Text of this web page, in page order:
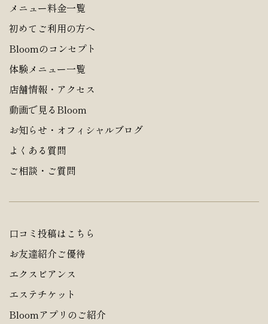
メニュー料金一覧
初めてご利用の方へ
Bloomのコンセプト
体験メニュー一覧
店舗情報・アクセス
動画で見るBloom
お知らせ・オフィシャルブログ
よくある質問
ご相談・ご質問
口コミ投稿はこちら
お友達紹介ご優待
エクスビアンス
エステチケット
Bloomアプリのご紹介